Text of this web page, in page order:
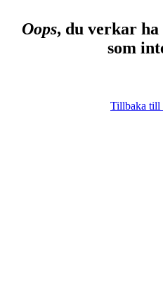
Oops, du verkar ha
som
Tillbaka till